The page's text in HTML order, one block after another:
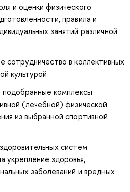
и оценки физического
правила и
занятий различной
сотрудничество в коллективных
культурой
подобранные комплексы
(лечебной) физической
из выбранной спортивной
систем
укрепление здоровья,
заболеваний и вредных